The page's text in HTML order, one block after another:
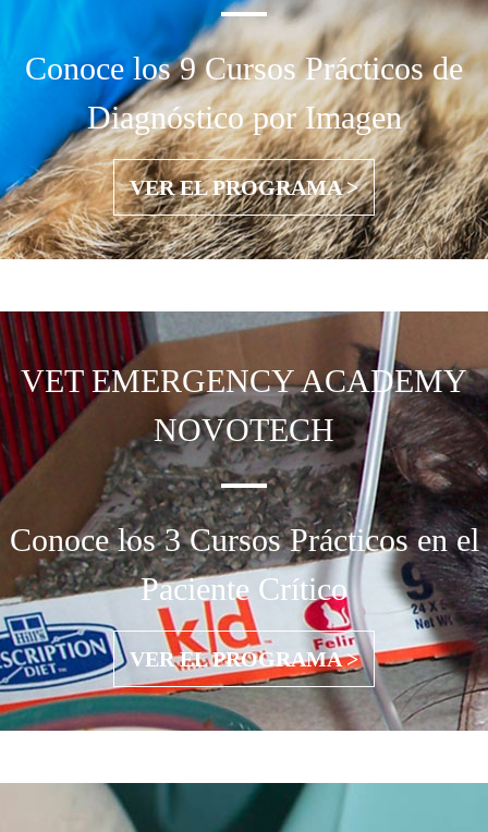
Conoce los 9 Cursos Prácticos de
Diagnóstico por Imagen
VER EL PROGRAMA >
VET EMERGENCYACADEMY
NOVOTECH
Conoce los 3 Cursos Prácticos en el
Paciente Crítico
VER EL PROGRAMA >